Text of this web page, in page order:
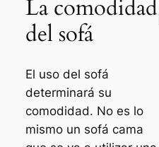
La comodidad
del sofá
El uso del sofá
determinará su
comodidad. No es lo
mismo un sofá cama